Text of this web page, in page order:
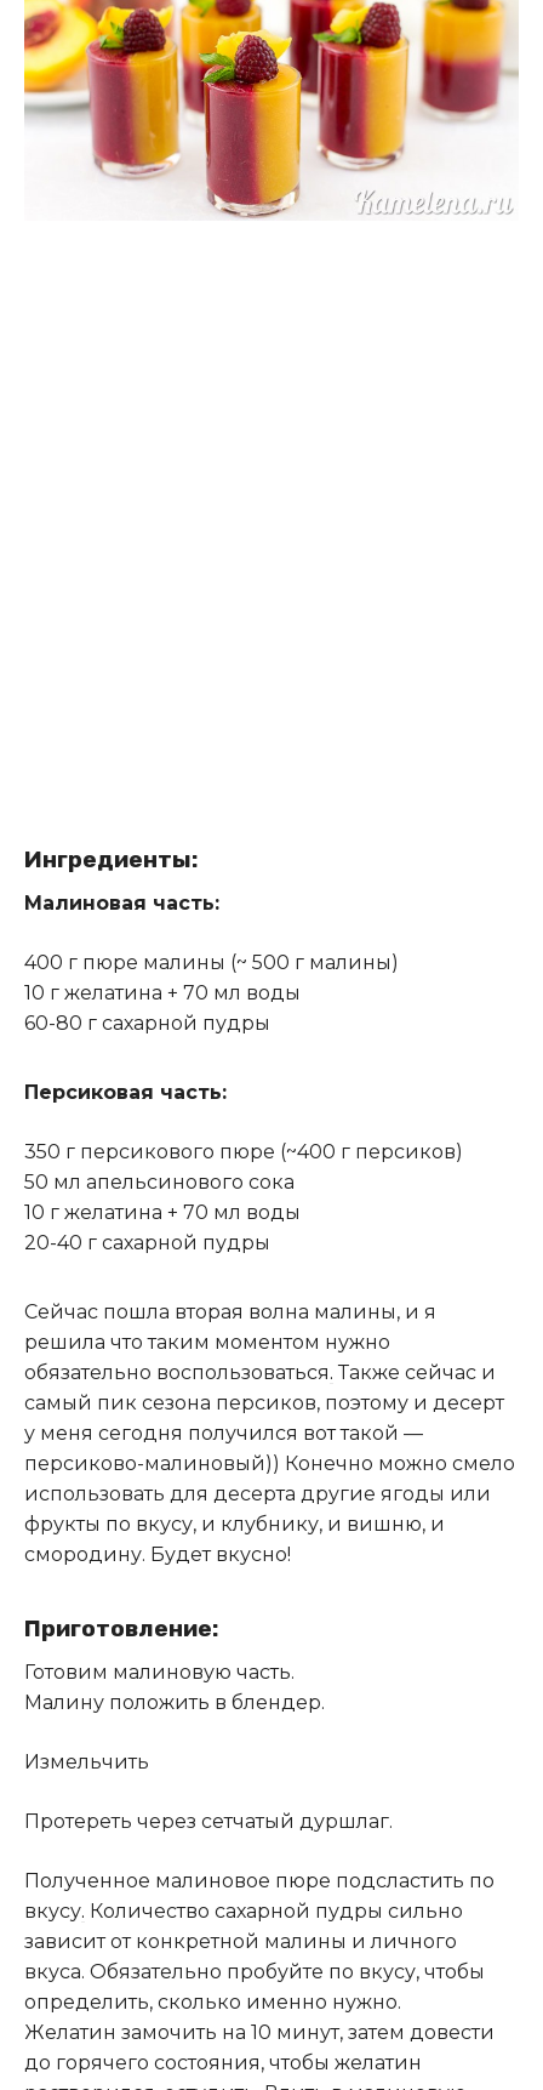
Ингредиенты:
Малиновая часть:
400 г пюре малины (~ 500 г малины)
10 г желатина + 70 мл воды
60-80 г сахарной пудры
Персиковая часть:
350 г персикового пюре (~400 г персиков)
50 мл апельсинового сока
10 г желатина + 70 мл воды
20-40 г сахарной пудры
Сейчас пошла вторая волна малины, и я
решила что таким моментом нужно
обязательно воспользоваться. Также сейчас и
самый пик сезона персиков, поэтому и десерт
у меня сегодня получился вот такой —
персиково-малиновый)) Конечно можно смело
использовать для десерта другие ягоды или
фрукты по вкусу, и клубнику, и вишню, и
смородину. Будет вкусно!
Приготовление:
Готовим малиновую часть.
Малину положить в блендер.
Измельчить
Протереть через сетчатый дуршлаг.
Полученное малиновое пюре подсластить по
вкусу. Количество сахарной пудры сильно
зависит от конкретной малины и личного
вкуса. Обязательно пробуйте по вкусу, чтобы
определить, сколько именно нужно.
Желатин замочить на 10 минут, затем довести
до горячего состояния, чтобы желатин